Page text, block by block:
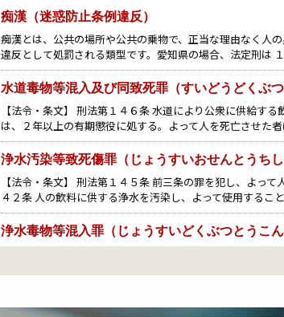
痴漢（迷惑防止条例違反）
痴漢とは、公共の場所や公共の乗物で、正当な理由なく人
違反として処罰される類型です。愛知県の場合、法定刑は
水道毒物等混入及び同致死罪（すいどうどくぶ
【法令・条文】 刑法第１４６条 水道により公衆に供給す
は、２年以上の有期懲役に処する。よって人を死亡させた
浄水汚染等致死傷罪（じょうすいおせんとうちし
【法令・条文】 刑法第１４５条 前三条の罪を犯し、よっ
４２条 人の飲料に供する浄水を汚染し、よって使用する
浄水毒物等混入罪（じょうすいどくぶつとうこん